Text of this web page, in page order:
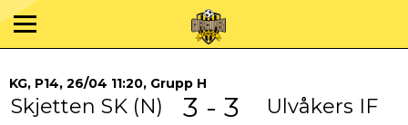
KG, P14, 26/04 11:20, Grupp H
Skjetten SK (N) 3 - 3 Ulvåkers IF